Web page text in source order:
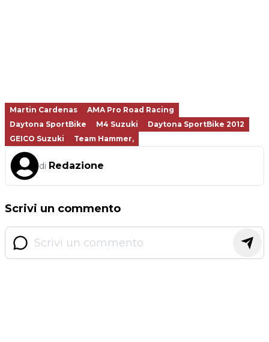
Martin Cardenas
AMA Pro Road Racing
Daytona SportBike
M4 Suzuki
Daytona SportBike 2012
GEICO Suzuki
Team Hammer,
di Redazione
Scrivi un commento